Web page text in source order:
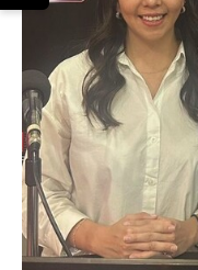
Enviado por
UHE